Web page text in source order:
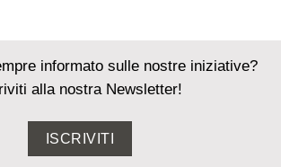
informato sulle nostre iniziative?
alla nostra Newsletter!
ISCRIVITI